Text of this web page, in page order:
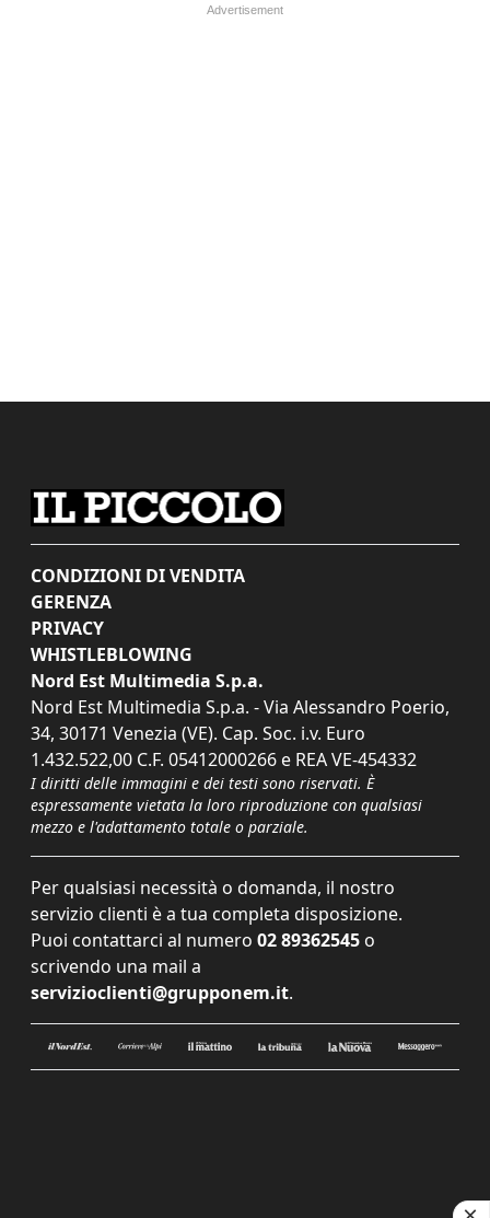
CONDIZIONI DI VENDITA
GERENZA
PRIVACY
WHISTLEBLOWING
Nord Est Multimedia S.p.a.
Nord Est Multimedia S.p.a. - Via Alessandro Poerio,
34, 30171 Venezia (VE). Cap. Soc. i.v. Euro
1.432.522,00 C.F. 05412000266 e REA VE-454332
I diritti delle immagini e dei testi sono riservati. È
espressamente vietata la loro riproduzione con qualsiasi
mezzo e l'adattamento totale o parziale.
Per qualsiasi necessità o domanda, il nostro
servizio clienti è a tua completa disposizione.
Puoi contattarci al numero 02 89362545 o
scrivendo una mail a
servizioclienti@grupponem.it.